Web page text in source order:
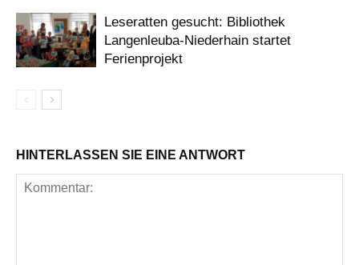
Leseratten gesucht: Bibliothek
Langenleuba-Niederhain startet
Ferienprojekt
HINTERLASSEN SIE EINE ANTWORT